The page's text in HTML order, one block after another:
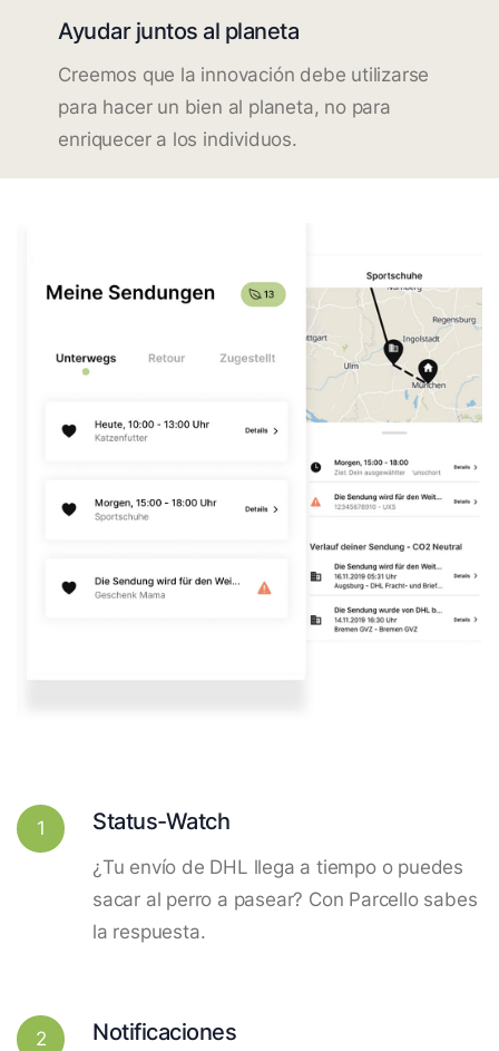
Ayudar juntos al planeta
Creemos que la innovación debe utilizarse
para hacer un bien al planeta, no para
enriquecer a los individuos.
1 Status-Watch
¿Tu envío de DHL llega a tiempo o puedes
sacar al perro a pasear? Con Parcello sabes
la respuesta.
2 Notificaciones